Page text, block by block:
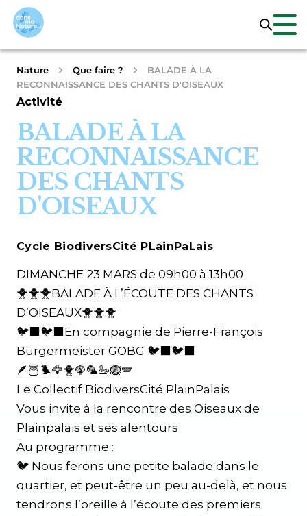
Nature Que faire ?
BALADE À LA
RECONNAISSANCE DES CHANTS D'OISEAUX
Activité
BALADE À LA
RECONNAISSANCE
DES CHANTS
D'OISEAUX
Cycle BiodiversCité PLainPaLais
DIMANCHE 23 MARS de 09h00 à 13h00
🐥🐥🐥BALADE À L’ÉCOUTE DES CHANTS
D’OISEAUX🐥🐥🐥
🐦‍⬛🐦‍⬛En compagnie de Pierre-François
Burgermeister GOBG 🐦‍⬛🐦‍⬛
🪶🦉🐦‍🦅🐥🦚🦜🦢🪺🪽
Le Collectif BiodiversCité PlainPalais
Vous invite à la rencontre des Oiseaux de
Plainpalais et ses alentours
Au programme :
🐦‍ Nous ferons une petite balade dans le
quartier, et peut-être un peu au-delà, et nous
tendrons l’oreille à l’écoute des premiers